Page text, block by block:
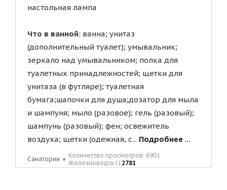
настольная лампа
Что в ванной: ванна; унитаз
(дополнительный туалет); умывальник;
зеркало над умывальником; полка для
туалетных принадлежностей; щетки для
унитаза (в футляре); туалетная
бумага;шапочки для душа;дозатор для мыла
и шампуня; мыло (разовое); гель (разовый);
шампунь (разовый); фен; освежитель
воздуха; щетки (одежная, с... Подробнее ...
Санатории ● Количество просмотров: 690 |
Жeлeзнoвoдск | | 2781